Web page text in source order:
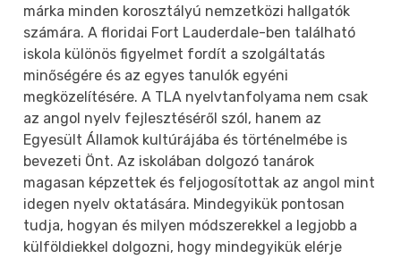
márka minden korosztályú nemzetközi hallgatók
számára. A floridai Fort Lauderdale-ben található
iskola különös figyelmet fordít a szolgáltatás
minőségére és az egyes tanulók egyéni
megközelítésére. A TLA nyelvtanfolyama nem csak
az angol nyelv fejlesztéséről szól, hanem az
Egyesült Államok kultúrájába és történelmébe is
bevezeti Önt. Az iskolában dolgozó tanárok
magasan képzettek és feljogosítottak az angol mint
idegen nyelv oktatására. Mindegyikük pontosan
tudja, hogyan és milyen módszerekkel a legjobb a
külföldiekkel dolgozni, hogy mindegyikük elérje